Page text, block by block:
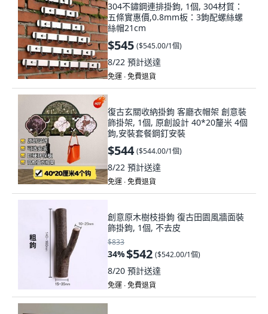
304不鏽鋼連排掛鉤, 1個, 304材質：
五條實惠價,0.8mm板：3鉤配螺絲螺
絲帽21cm
$545 ($545.00/1個)
8/22 預計送達
免運 ∙ 免費退貨
復古玄關收納掛鉤 客廳衣帽架 創意裝
飾掛架, 1個, 原創設計 40*20釐米 4個
鉤,安裝套餐鋼釘安裝
$544 ($544.00/1個)
8/22 預計送達
免運 ∙ 免費退貨
創意原木樹枝掛鉤 復古田園風牆面裝
飾掛鉤, 1個, 不去皮
$833
34%$542 ($542.00/1個)
8/20 預計送達
免運 ∙ 免費退貨